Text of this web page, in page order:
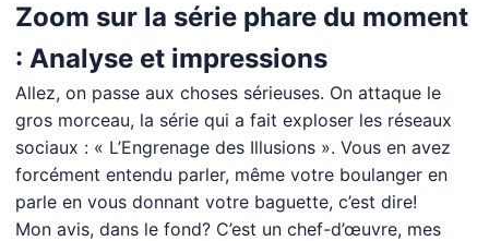
Zoom sur la série phare du moment
: Analyse et impressions
Allez, on passe aux choses sérieuses. On attaque le
gros morceau, la série qui a fait exploser les réseaux
sociaux : « L’Engrenage des Illusions ». Vous en avez
forcément entendu parler, même votre boulanger en
parle en vous donnant votre baguette, c’est dire!
Mon avis, dans le fond? C’est un chef-d’œuvre, mes